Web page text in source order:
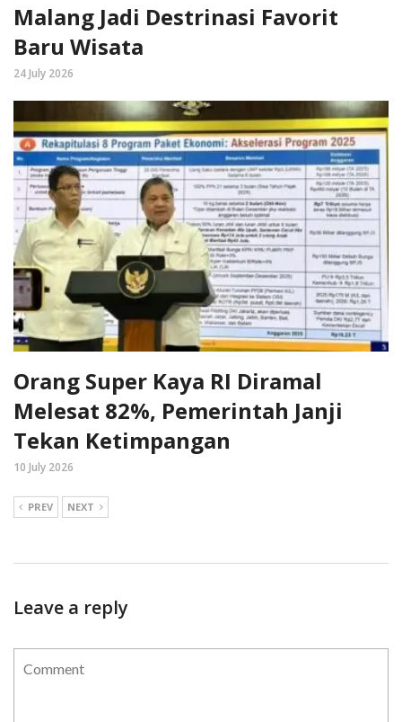
Malang Jadi Destrinasi Favorit
Baru Wisata
24 July 2026
Orang Super Kaya RI Diramal
Melesat 82%, Pemerintah Janji
Tekan Ketimpangan
10 July 2026
PREV NEXT
Leave a reply